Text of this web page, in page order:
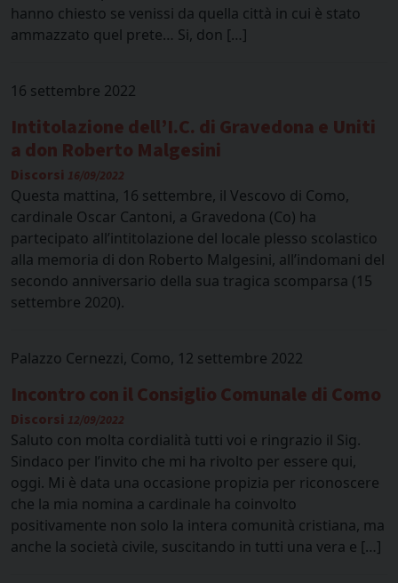
hanno chiesto se venissi da quella città in cui è stato
ammazzato quel prete… Si, don […]
16 settembre 2022
Intitolazione dell’I.C. di Gravedona e Uniti
a don Roberto Malgesini
Discorsi 16/09/2022
Questa mattina, 16 settembre, il Vescovo di Como,
cardinale Oscar Cantoni, a Gravedona (Co) ha
partecipato all’intitolazione del locale plesso scolastico
alla memoria di don Roberto Malgesini, all’indomani del
secondo anniversario della sua tragica scomparsa (15
settembre 2020).
Palazzo Cernezzi, Como, 12 settembre 2022
Incontro con il Consiglio Comunale di Como
Discorsi 12/09/2022
Saluto con molta cordialità tutti voi e ringrazio il Sig.
Sindaco per l’invito che mi ha rivolto per essere qui,
oggi. Mi è data una occasione propizia per riconoscere
che la mia nomina a cardinale ha coinvolto
positivamente non solo la intera comunità cristiana, ma
anche la società civile, suscitando in tutti una vera e […]